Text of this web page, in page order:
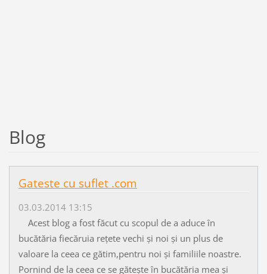
Blog
Gateste cu suflet .com
03.03.2014 13:15
Acest blog a fost făcut cu scopul de a aduce în
bucătăria fiecăruia rețete vechi și noi și un plus de
valoare la ceea ce gătim,pentru noi și familiile noastre.
Pornind de la ceea ce se gătește în bucătăria mea și